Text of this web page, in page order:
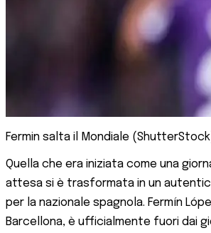
Fermin salta il Mondiale
Quella che era iniziata come una
attesa si è trasformata in un
per la nazionale spagnola. Fermín
Barcellona, è ufficialmente fuori dai